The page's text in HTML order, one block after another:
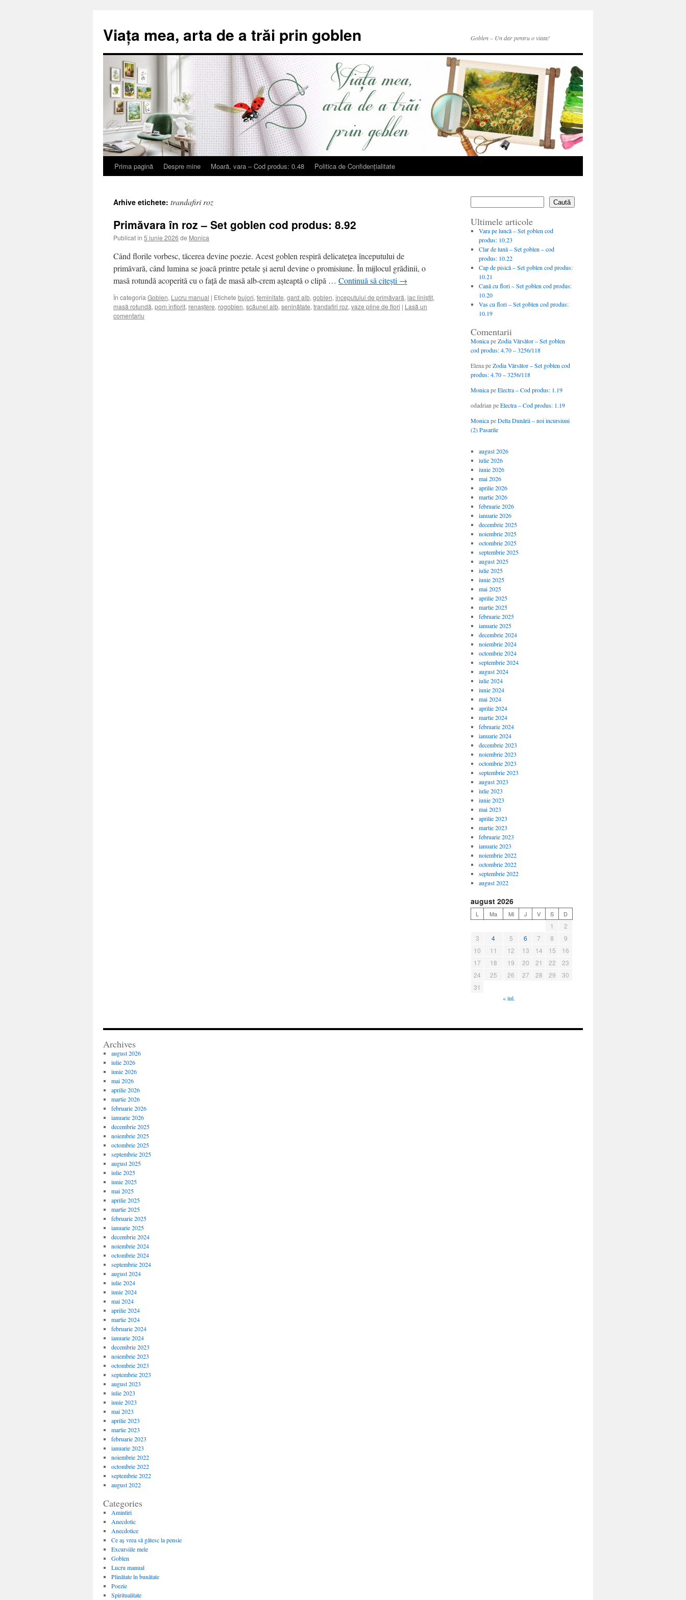
Viața mea, arta de a trăi prin goblen Goblen – Un dar pentru o viata!
Sari
conținut
Prima pagină Despre mine Moară, vara – Cod produs: 0.48 Politica de Confidențialitate
Arhive etichete: trandafiri roz
Primăvara în roz – Set goblen cod produs: 8.92
Publicat în 5 iunie 2026 de Monica
Când florile vorbesc, tăcerea devine poezie. Acest goblen respiră delicatețea începutului de
primăvară, când lumina se joacă printre petale și aerul devine o promisiune. În mijlocul grădinii, o
masă rotundă acoperită cu o față de masă alb-crem așteaptă o clipă … Continuă să citești →
În categoria Goblen, Lucru manual | Etichete bujori, feminitate, gard alb, goblen, începutului de primăvară, lac liniștit,
masă rotundă, pom înflorit, renaștere, rogoblen, scăunel alb, seninătate, trandafiri roz, vaze pline de flori | Lasă un
comentariu
Caută
Ultimele articole
Vara pe luncă – Set goblen cod
produs: 10.23
Clar de lună – Set goblen – cod
produs: 10.22
Cap de pisică – Set goblen cod produs:
10.21
Cană cu flori – Set goblen cod produs:
10.20
Vas cu flori – Set goblen cod produs:
10.19
Comentarii
MonicapeZodia Vărsător – Set goblen
cod produs: 4.70 – 3256/118
ElenapeZodia Vărsător – Set goblen cod
produs: 4.70 – 3256/118
MonicapeElectra – Cod produs: 1.19
odadrian peElectra – Cod produs: 1.19
MonicapeDelta Dunării – noi incursiuni
(2) Pasarile
august 2026
iulie 2026
iunie 2026
mai 2026
aprilie 2026
martie 2026
februarie 2026
ianuarie 2026
decembrie 2025
noiembrie 2025
octombrie 2025
septembrie 2025
august 2025
iulie 2025
iunie 2025
mai 2025
aprilie 2025
martie 2025
februarie 2025
ianuarie 2025
decembrie 2024
noiembrie 2024
octombrie 2024
septembrie 2024
august 2024
iulie 2024
iunie 2024
mai 2024
aprilie 2024
martie 2024
februarie 2024
ianuarie 2024
decembrie 2023
noiembrie 2023
octombrie 2023
septembrie 2023
august 2023
iulie 2023
iunie 2023
mai 2023
aprilie 2023
martie 2023
februarie 2023
ianuarie 2023
noiembrie 2022
octombrie 2022
septembrie 2022
august 2022
august 2026
L Ma Mi J V S D
1
2
3
4 5 6 7 8
9
10
11 12 13 14 15
16
17
18 19 20 21 22
23
24
25 26 27 28 29
30
31
« iul.
Archives
august 2026
iulie 2026
iunie 2026
mai 2026
aprilie 2026
martie 2026
februarie 2026
ianuarie 2026
decembrie 2025
noiembrie 2025
octombrie 2025
septembrie 2025
august 2025
iulie 2025
iunie 2025
mai 2025
aprilie 2025
martie 2025
februarie 2025
ianuarie 2025
decembrie 2024
noiembrie 2024
octombrie 2024
septembrie 2024
august 2024
iulie 2024
iunie 2024
mai 2024
aprilie 2024
martie 2024
februarie 2024
ianuarie 2024
decembrie 2023
noiembrie 2023
octombrie 2023
septembrie 2023
august 2023
iulie 2023
iunie 2023
mai 2023
aprilie 2023
martie 2023
februarie 2023
ianuarie 2023
noiembrie 2022
octombrie 2022
septembrie 2022
august 2022
Categories
Amintiri
Anecdotic
Anecdotice
Ce aș vrea să gătesc la pensie
Excursiile mele
Goblen
Lucru manual
Plinătate în bunătate
Poezie
Spiritualitate